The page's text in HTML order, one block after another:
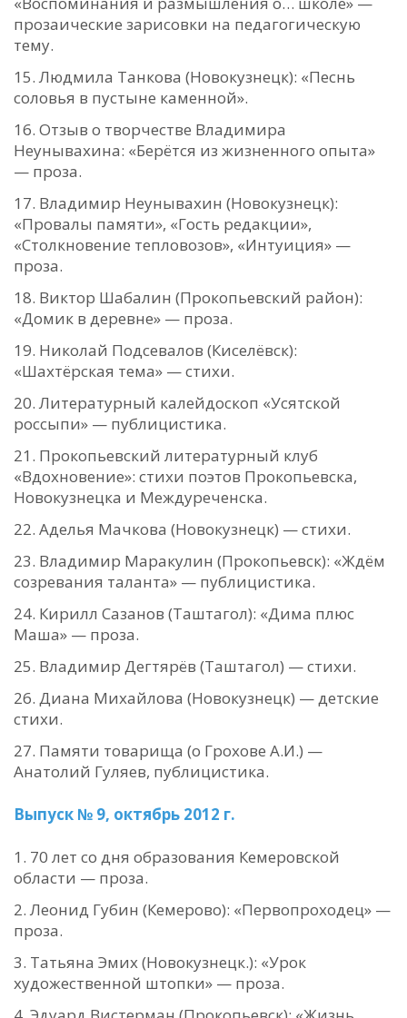
прозаические зарисовки на педагогическую
тему.
Людмила Танкова (Новокузнецк): «Песнь
соловья в пустыне каменной».
Отзыв о творчестве Владимира
Неунывахина: «Берётся из жизненного опыта»
— проза.
Владимир Неунывахин (Новокузнецк):
«Провалы памяти», «Гость редакции»,
«Столкновение тепловозов», «Интуиция» —
проза.
Виктор Шабалин (Прокопьевский район):
«Домик в деревне» — проза.
Николай Подсевалов (Киселёвск):
«Шахтёрская тема» — стихи.
Литературный калейдоскоп «Усятской
россыпи» — публицистика.
Прокопьевский литературный клуб
«Вдохновение»: стихи поэтов Прокопьевска,
Новокузнецка и Междуреченска.
Аделья Мачкова (Новокузнецк) — стихи.
Владимир Маракулин (Прокопьевск): «Ждём
созревания таланта» — публицистика.
Кирилл Сазанов (Таштагол): «Дима плюс
Маша» — проза.
Владимир Дегтярёв (Таштагол) — стихи.
Диана Михайлова (Новокузнецк) — детские
стихи.
Памяти товарища (о Грохове А.И.) —
Анатолий Гуляев, публицистика.
Выпуск № 9, октябрь 2012 г.
70 лет со дня образования Кемеровской
области — проза.
Леонид Губин (Кемерово): «Первопроходец» —
проза.
Татьяна Эмих (Новокузнецк.): «Урок
художественной штопки» — проза.